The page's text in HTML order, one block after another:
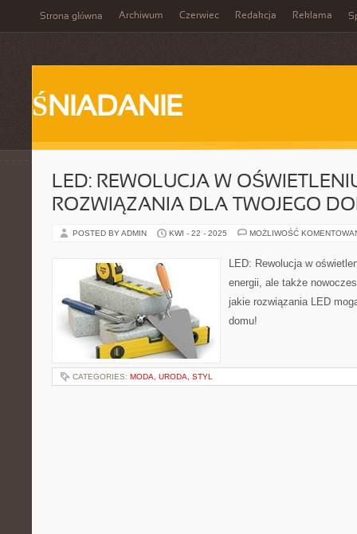
Strona główna Archiwum Czerwiec Redakcja Reklama
ŚNIADANIE
LED: REWOLUCJA W
ROZWIĄZANIA DLA TWOJEGO
POSTED BY ADMIN KWI - 22 - 2025 MOŻLIWOŚĆ
LED: Rewolucja w
energii, ale także
jakie rozwiązania LED
domu!
CATEGORIES: MODA, URODA, STYL